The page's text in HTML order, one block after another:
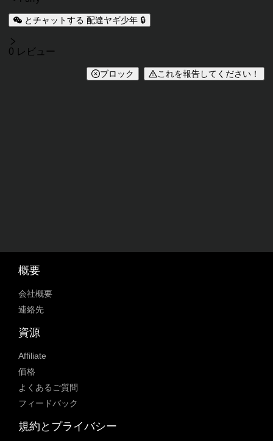
とチャットする 配達ヤギ少年 🔒
レビュー
0 レビュー
ブロック これを報告してください！
概要
会社概要
連絡先
資源
Affiliate
価格
よくあるご質問
フィードバック
規約とプライバシー